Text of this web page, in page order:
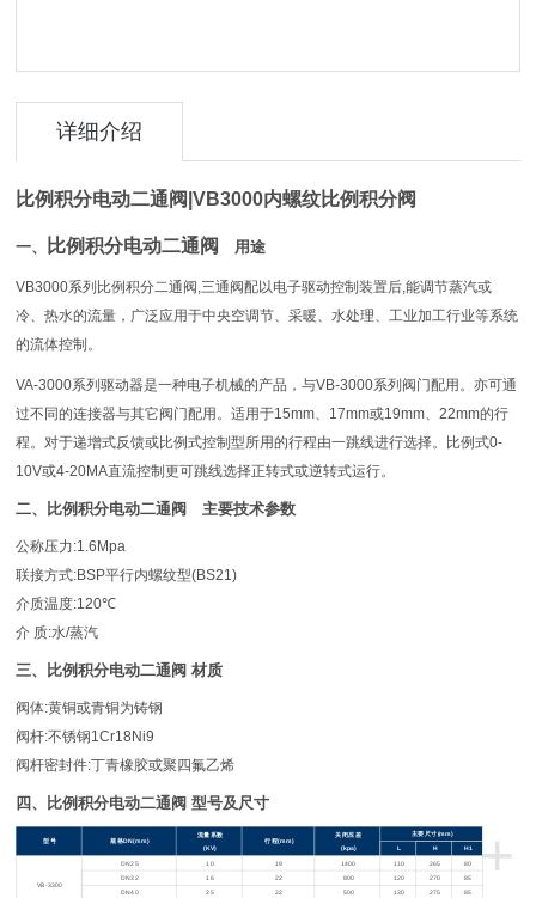
详细介绍
比例积分电动二通阀 |VB3000内螺纹比例积分阀
一、 比例积分电动二通阀 用途
VB3000系列比例积分二通阀 ,三通阀配以电子驱动控制装置后,能调节蒸汽或
冷、热水的流量，广泛应用于中央空调节、采暖、水处理、工业加工行业等系统
的流体控制。
VA-3000系列驱动器是一种电子机械的产品，与VB-3000系列阀门配用。亦可通
过不同的连接器与其它阀门配用。适用于15mm、 17mm或19mm、22mm的行
程。对于递增式反馈或比例式控制型所用的行程由一跳线进行选择。比例式0-
10V或4-20MA直流控制更可跳线选择正转式或逆转式运行。
二、比例积分电动二通阀 主要技术参数
公称压力:1.6Mpa
联接方式:BSP平行内螺纹型(BS21)
介质温度:120℃
介 质:水/蒸汽
三、比例积分电动二通阀 材质
阀体:黄铜或青铜为铸钢
阀杆:不锈钢1Cr18Ni9
阀杆密封件:丁青橡胶或聚四氟乙烯
四、比例积分电动二通阀 型号及尺寸
+
型号 规格DN(mm)
流量系数
(KV)
行程(mm)
关闭压差
(kpa)
主要尺寸(mm)
L
H H1
VB-3300
DN25 10 19 1400 110 265
80
DN32
16 22 800 120 270
85
DN40
25 22 500 130 275
85